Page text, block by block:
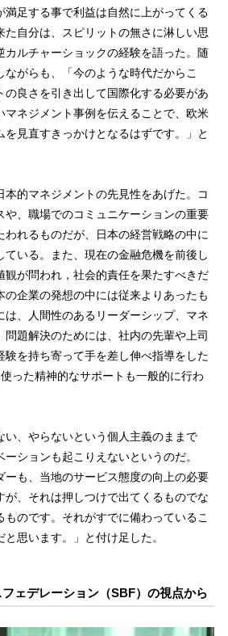
満足する事で利益は自然に上がってくる
た自分は、スピリットの無さに淋しい思
カルチャーショックの経験を語った。随
がらも、「今のような時代だからこ
の良さを引き出して国際化する必要があ
マネジメント事例を伝えることで、欧米
見直すきっかけとなるはずです。」と
本的マネジメントの先見性をあげた。コ
や、職場でのコミュニケーションの重要
れるものだが、日本の経営戦略の中に
ている。また、現在の金融危機を前後し
観が問われ，社会的責任を果たすべきだ
の企業の発想の中には従来よりあったも
は、人間性のあるリーダーシップ、マネ
問題解決のためには、社内の先輩や上司
験を持ち寄って手を差し伸べ指導をした
った精神的なサポートも一般的に行わ
い、やらないという個人主義のままで
ションも起こりえないというのだ。
ーも、当地のサービス態度の向上の必要
が、それは押しつけで出てくるものでな
ものです。それがすでに備わっているこ
思います。」と付け足した。
ェデレーション（SBF）の視点から